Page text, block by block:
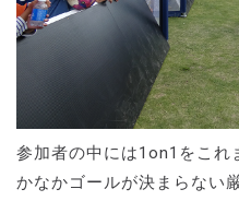
参加者の中には1on1をこれ
かなかゴールが決まらない